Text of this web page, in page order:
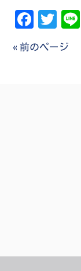
« 前のページ